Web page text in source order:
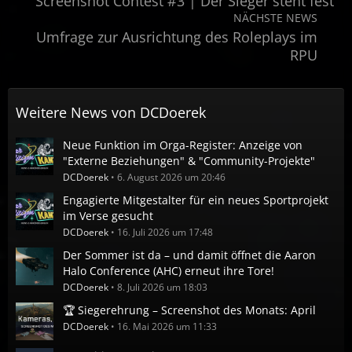
NÄCHSTE NEWS
Umfrage zur Ausrichtung des Roleplays im
RPU
Weitere News von DCDoerek
Neue Funktion im Orga-Register: Anzeige von
"Externe Beziehungen" & "Community-Projekte"
DCDoerek 6. August 2026 um 20:46
Engagierte Mitgestalter für ein neues Sportprojekt
im Verse gesucht
DCDoerek 16. Juli 2026 um 17:48
Der Sommer ist da – und damit öffnet die Aaron
Halo Conference (AHC) erneut ihre Tore!
DCDoerek 8. Juli 2026 um 18:03
🏆 Siegerehrung – Screenshot des Monats: April
DCDoerek 16. Mai 2026 um 11:33